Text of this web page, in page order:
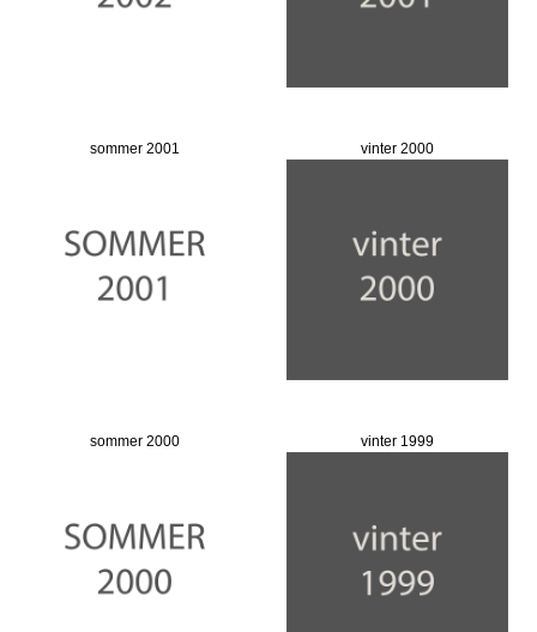
sommer 2001 vinter 2000
sommer 2000 vinter 1999